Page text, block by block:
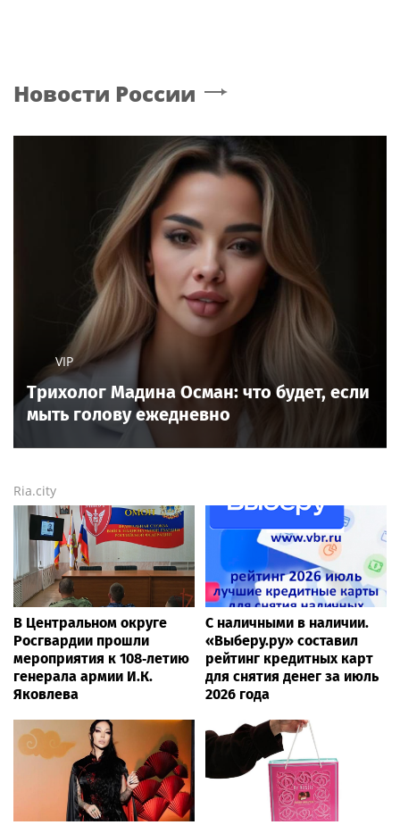
Новости России
VIP
Трихолог Мадина Осман: что будет, если
мыть голову ежедневно
Ria.city
В Центральном округе
Росгвардии прошли
мероприятия к 108‑летию
генерала армии И.К.
Яковлева
С наличными в наличии.
«Выберу.ру» составил
рейтинг кредитных карт
для снятия денег за июль
2026 года